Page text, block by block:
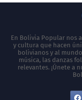
En Bolivia Popular nos
y cultura que hacen
bolivianos y al
música, las danzas
relevantes. ¡Únete a